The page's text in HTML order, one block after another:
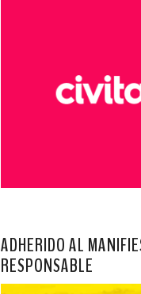
ADHERIDO AL
RESPONSABLE